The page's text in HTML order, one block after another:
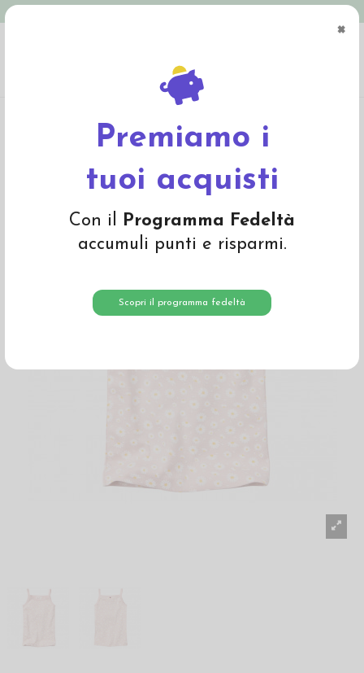
×
Premiamo i
tuoi acquisti
Con il Programma Fedeltà
accumuli punti e risparmi.
Scopri il programma fedeltà
sottile - col. rosa fantasia